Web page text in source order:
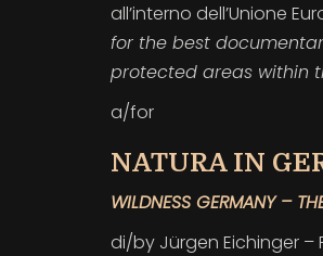
all’interno dell’Unione
for the best
protected areas within
a/for
NATURA IN
WILDNESS GERMANY –
di/by Jürgen Eichinger –